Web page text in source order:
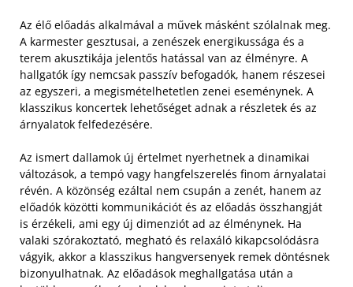
Az élő előadás alkalmával a művek másként szólalnak meg.
A karmester gesztusai, a zenészek energikussága és a
terem akusztikája jelentős hatással van az élményre. A
hallgatók így nemcsak passzív befogadók, hanem részesei
az egyszeri, a megismételhetetlen zenei eseménynek. A
klasszikus koncertek lehetőséget adnak a részletek és az
árnyalatok felfedezésére.
Az ismert dallamok új értelmet nyerhetnek a dinamikai
változások, a tempó vagy hangfelszerelés finom árnyalatai
révén. A közönség ezáltal nem csupán a zenét, hanem az
előadók közötti kommunikációt és az előadás összhangját
is érzékeli, ami egy új dimenziót ad az élménynek. Ha
valaki szórakoztató, megható és relaxáló kikapcsolódásra
vágyik, akkor a klasszikus hangversenyek remek döntésnek
bizonyulhatnak. Az előadások meghallgatása után a